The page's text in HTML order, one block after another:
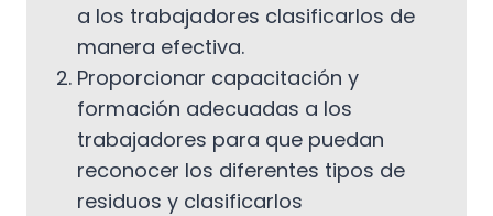
a los trabajadores clasificarlos de
manera efectiva.
Proporcionar capacitación y
formación adecuadas a los
trabajadores para que puedan
reconocer los diferentes tipos de
residuos y clasificarlos